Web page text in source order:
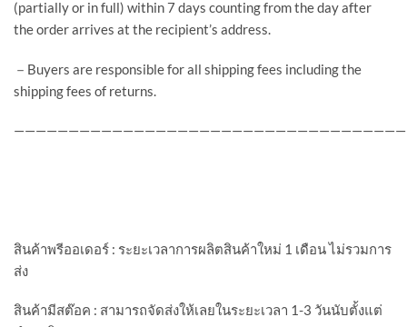
(partially or in full) within 7 days counting from the day after
the order arrives at the recipient’s address.
－Buyers are responsible for all shipping fees including the
shipping fees of returns.
สินค้าพรีออเดอร์ : ระยะเวลาการผลิตสินค้าใหม่ 1 เดือน ไม่รวมการ
ส่ง
สินค้ามีสต๊อค : สามารถจัดส่งให้เลยในระยะเวลา 1-3 วันนับตั้งแต่